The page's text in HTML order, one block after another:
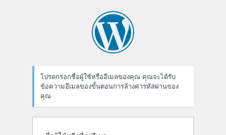
โปรดกรอกชื่อผู้ใช้หรืออีเมลของคุณ คุณจะได้รับ
ข้อความอีเมลของขั้นตอนการล้างค่ารหัสผ่านของ
คุณ